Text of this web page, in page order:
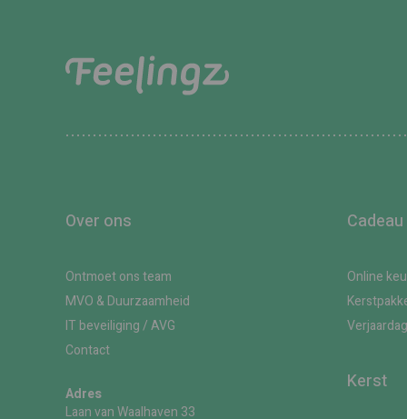
Over ons
Ontmoet ons team
MVO & Duurzaamheid
IT beveiliging / AVG
Contact
Adres
Laan van Waalhaven 33
Online
Kerst